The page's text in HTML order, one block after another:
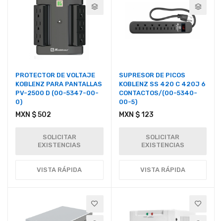
PROTECTOR DE VOLTAJE
KOBLENZ PARA PANTALLAS
PV-2500 D (00-5347-00-
0)
MXN $ 502
SOLICITAR
EXISTENCIAS
VISTA RÁPIDA
SUPRESOR DE PICOS
KOBLENZ SS 420 C 420J 6
CONTACTOS/(00-5340-
00-5)
MXN $ 123
SOLICITAR
EXISTENCIAS
VISTA RÁPIDA